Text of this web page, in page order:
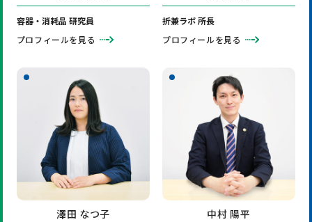
容器・消耗品 研究員
プロフィールを見る
折兼ラボ 所長
プロフィールを見る
澤田 なつ子 中村 陽平